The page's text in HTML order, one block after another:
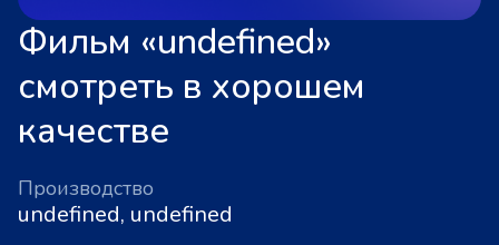
Фильм «undefined»
смотреть в хорошем
качестве
Производство
undefined, undefined